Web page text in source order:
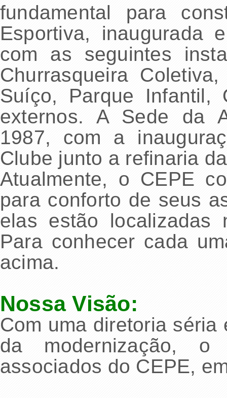
fundamental para
Esportiva, inaugurada
com as seguintes
Churrasqueira
Suíço, Parque Infantil,
externos. A Sede da
1987, com a
Clube junto a refinaria
Atualmente, o CEPE
para conforto de seus
elas estão
Para conhecer cada
acima.
Nossa Visão:
Com uma diretoria
da modernização,
associados do CEPE,